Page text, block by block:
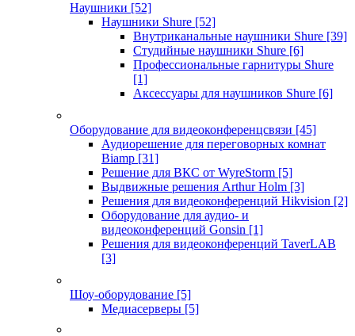
Наушники [52]
Наушники Shure [52]
Внутриканальные наушники Shure [39]
Студийные наушники Shure [6]
Профессиональные гарнитуры Shure
[1]
Аксессуары для наушников Shure [6]
Оборудование для видеоконференцсвязи [45]
Аудиорешение для переговорных комнат
Biamp [31]
Решение для ВКС от WyreStorm [5]
Выдвижные решения Arthur Holm [3]
Решения для видеоконференций Hikvision [2]
Оборудование для аудио- и
видеоконференций Gonsin [1]
Решения для видеоконференций TaverLAB
[3]
Шоу-оборудование [5]
Медиасерверы [5]